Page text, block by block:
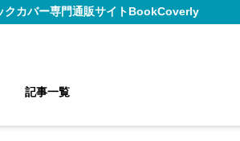
クカバー専門通販サイトBookCoverly
記事一覧